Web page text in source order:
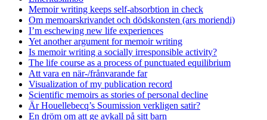
Memoir writing keeps self-absorbtion in check
Om memoarskrivandet och dödskonsten (ars moriendi)
I’m eschewing new life experiences
Yet another argument for memoir writing
Is memoir writing a socially irresponsible activity?
The life course as a process of punctuated equilibrium
Att vara en när-/frånvarande far
Visualization of my publication record
Scientific memoirs as stories of personal decline
Är Houellebecq’s Soumission verkligen satir?
En dröm om att ge avkall på sitt barn